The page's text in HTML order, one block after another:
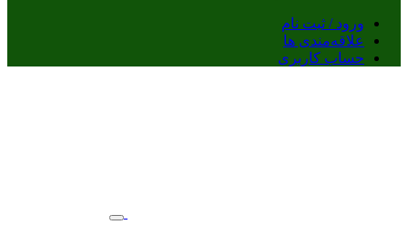
ورود / ثبت نام
علاقه‌مندی ها
حساب کاربری